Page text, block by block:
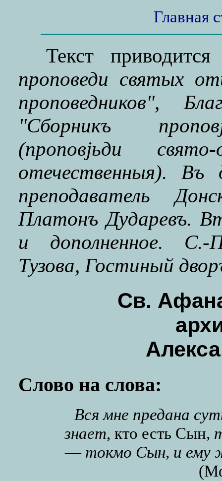
Главная
Текст
проповеди святых
проповедников",
"Сборникъ
(проповjьди
отечественныя). Въ
преподаватель
Платонъ Дударевъ.
и дополненное. С.-
Тузова, Гостиный
Св.
Слово на слова:
Вся мне предана
знает, кто есть Сын,
— токмо Сын, и ему